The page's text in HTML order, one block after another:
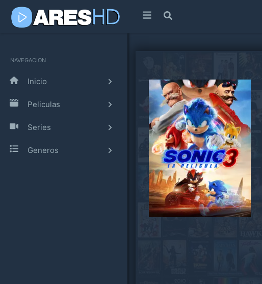
NAVEGACION
Inicio
Peliculas
Series
Generos